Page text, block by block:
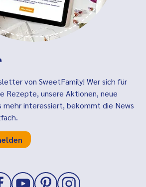
von SweetFamily! Wer sich für
Rezepte, unsere Aktionen, neue
mehr interessiert, bekommt die News